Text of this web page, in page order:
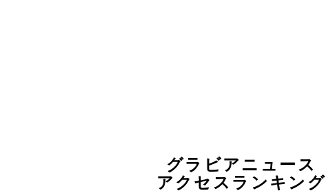
グラビアニュース
アクセスランキング